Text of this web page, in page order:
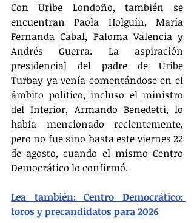
Con Uribe Londoño, también se
encuentran Paola Holguín, María
Fernanda Cabal, Paloma Valencia y
Andrés Guerra. La aspiración
presidencial del padre de Uribe
Turbay ya venía comentándose en el
ámbito político, incluso el ministro
del Interior, Armando Benedetti, lo
había mencionado recientemente,
pero no fue sino hasta este viernes 22
de agosto, cuando el mismo Centro
Democrático lo confirmó.
Lea también: Centro Democrático:
foros y precandidatos para 2026